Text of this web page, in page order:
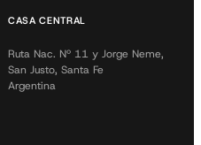
CASA CENTRAL
Ruta Nac. Nº 11 y Jorge Neme,
San Justo, Santa Fe
Argentina